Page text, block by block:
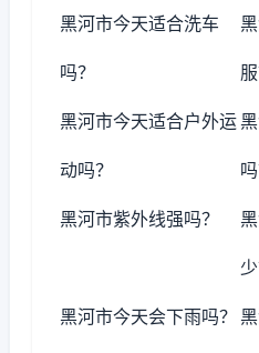
黑河市今天适合洗车
吗？ 服
黑河市今天适合户外运
动吗？ 吗
黑河市紫外线强吗？
少
黑河市今天会下雨吗？